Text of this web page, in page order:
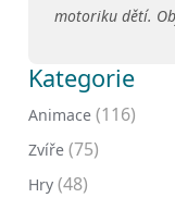
motoriku dětí.
Kategorie
Animace (116)
Zvíře (75)
Hry (48)